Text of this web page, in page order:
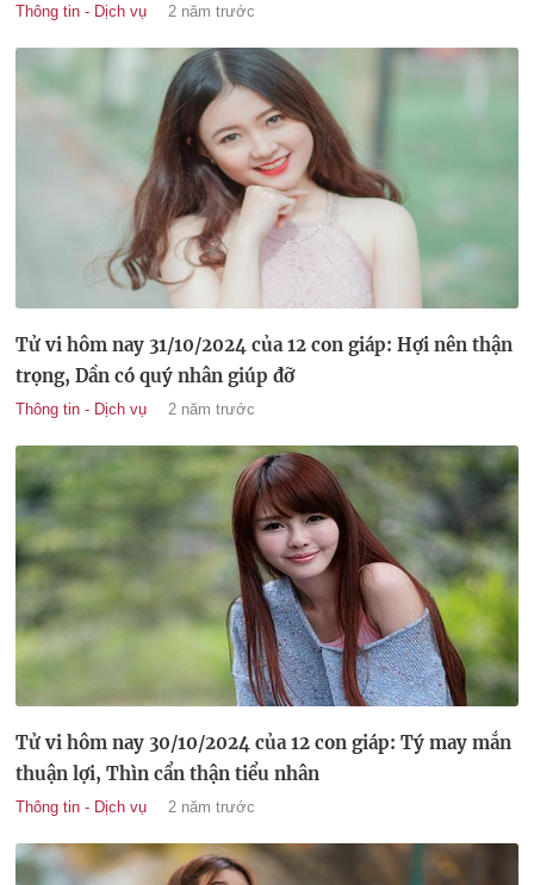
Thông tin - Dịch vụ 2 năm trước
Tử vi hôm nay 31/10/2024 của 12 con giáp: Hợi nên thận
trọng, Dần có quý nhân giúp đỡ
Thông tin - Dịch vụ 2 năm trước
Tử vi hôm nay 30/10/2024 của 12 con giáp: Tý may mắn
thuận lợi, Thìn cẩn thận tiểu nhân
Thông tin - Dịch vụ 2 năm trước